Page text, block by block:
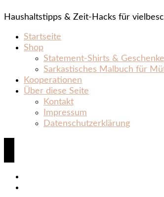
Haushaltstipps & Zeit‑Hacks für
Startseite
Shop
Statement‑Shirts &
Sarkastisches Malbuch für
Kooperationen
Über diese Seite
Kontakt
Impressum
Datenschutzerklärung